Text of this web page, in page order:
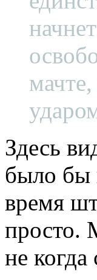
Здесь
было бы
время
просто.
не